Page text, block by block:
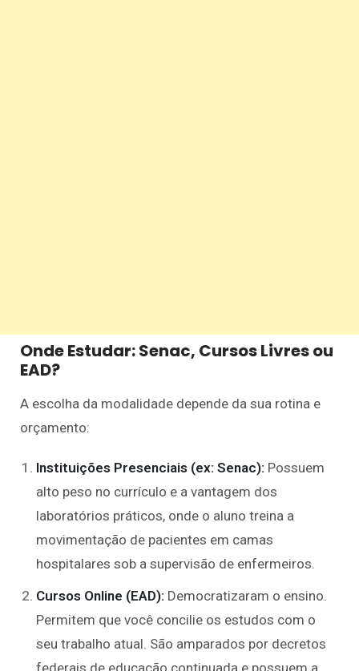
Onde Estudar: Senac, Cursos Livres ou
EAD?
A escolha da modalidade depende da sua rotina e
orçamento:
Instituições Presenciais (ex: Senac): Possuem
alto peso no currículo e a vantagem dos
laboratórios práticos, onde o aluno treina a
movimentação de pacientes em camas
hospitalares sob a supervisão de enfermeiros.
Cursos Online (EAD): Democratizaram o ensino.
Permitem que você concilie os estudos com o
seu trabalho atual. São amparados por decretos